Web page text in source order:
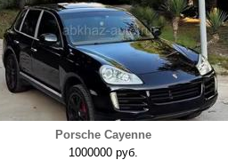
Porsche Cayenne
1000000 руб.